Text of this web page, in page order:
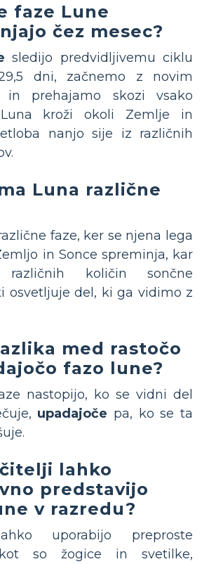
faze Lune
čez mesec?
sledijo predvidljivemu ciklu
dni, začnemo z novim
in prehajamo skozi vsako
kroži okoli Zemlje in
nanjo sije iz različnih
Luna različne
faze, ker se njena lega
in Sonce spreminja, kar
različnih količin sončne
osvetljuje del, ki ga vidimo z
med rastočo
fazo lune?
nastopijo, ko se vidni del
upadajoče pa, ko se ta
lahko
predstavijo
v razredu?
uporabijo preproste
so žogice in svetilke,